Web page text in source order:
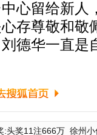
心留给新人
存尊敬和敬
德华一直是
:头奖11注666万 徐州